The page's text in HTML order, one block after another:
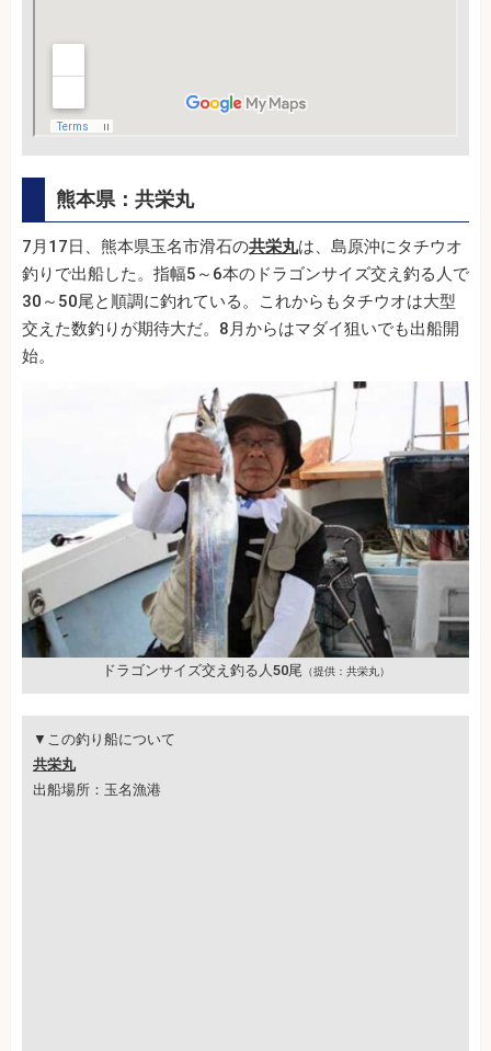
熊本県：共栄丸
7月17日、熊本県玉名市滑石の共栄丸は、島原沖にタチウオ
釣りで出船した。指幅5～6本のドラゴンサイズ交え釣る人で
30～50尾と順調に釣れている。これからもタチウオは大型
交えた数釣りが期待大だ。8月からはマダイ狙いでも出船開
始。
ドラゴンサイズ交え釣る人50尾（提供：共栄丸）
▼この釣り船について
共栄丸
出船場所：玉名漁港